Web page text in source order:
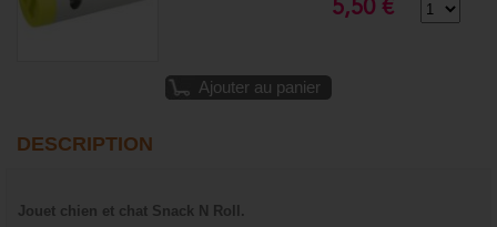
5,50 €
Ajouter au panier
DESCRIPTION
Jouet chien et chat Snack N Roll.